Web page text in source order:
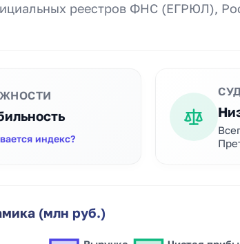
реестров ФНС (ЕГРЮЛ),
индекс?
(млн руб.)